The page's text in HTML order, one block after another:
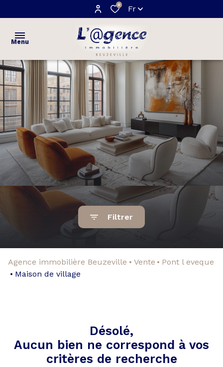
0 Fr
Menu
ACCUEIL
VENTES
maisons
appartements
terrains
ESTIMATION
NOTRE
AGENCE
AVIS
CLIENTS
Filtrer
Agence immobilière Beuzeville Vente
Pont l eveque
Maison de village
Désolé,
Aucun bien ne correspond à vos
critères de recherche